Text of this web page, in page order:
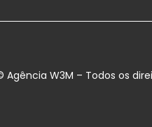
Agência W3M – Todos os